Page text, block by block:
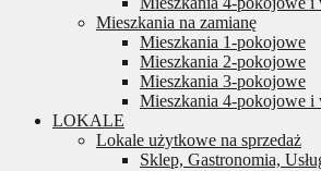
Mieszkania na zamianę
Mieszkania 1-pokojowe
Mieszkania 2-pokojowe
Mieszkania 3-pokojowe
Mieszkania 4-pokojowe i
LOKALE
Lokale użytkowe na sprzedaż
Sklep, Gastronomia,